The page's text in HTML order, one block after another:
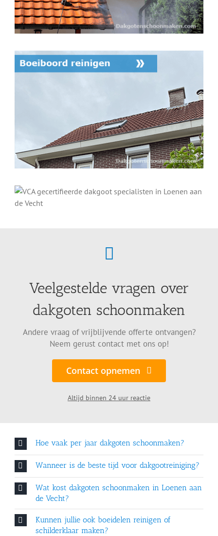
Veelgestelde vragen over
dakgoten schoonmaken
Andere vraag of vrijblijvende offerte ontvangen?
Neem gerust contact met ons op!
Contact opnemen
Altijd binnen 24 uur reactie
Hoe vaak per jaar dakgoten schoonmaken?
Wanneer is de beste tijd voor dakgootreiniging?
Wat kost dakgoten schoonmaken in Loenen aan
de Vecht?
Kunnen jullie ook boeidelen reinigen of
schilderklaar maken?